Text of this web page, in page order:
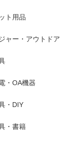
ト用品
ャー・アウトドア
・OA機器
・DIY
・書籍